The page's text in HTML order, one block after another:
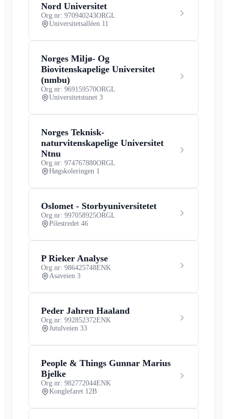
Nord Universitet
Org.nr: 970940243ORGL
Universitetsalléen 11
Norges Miljø- Og
Biovitenskapelige Universitet
(nmbu)
Org.nr: 969159570ORGL
Universitetstunet 3
Norges Teknisk-
naturvitenskapelige Universitet
Ntnu
Org.nr: 974767880ORGL
Høgskoleringen 1
Oslomet - Storbyuniversitetet
Org.nr: 997058925ORGL
Pilestredet 46
P Rieker Analyse
Org.nr: 986425748ENK
Asaveien 3
Peder Jahren Haaland
Org.nr: 992852372ENK
Jutulveien 33
People & Things Gunnar Marius
Bjelke
Org.nr: 982772044ENK
Konglefaret 12B